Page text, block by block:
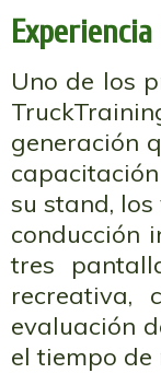
Uno de los
generación
su stand,
conducción
tres
recreativa,
evaluación
el tiempo